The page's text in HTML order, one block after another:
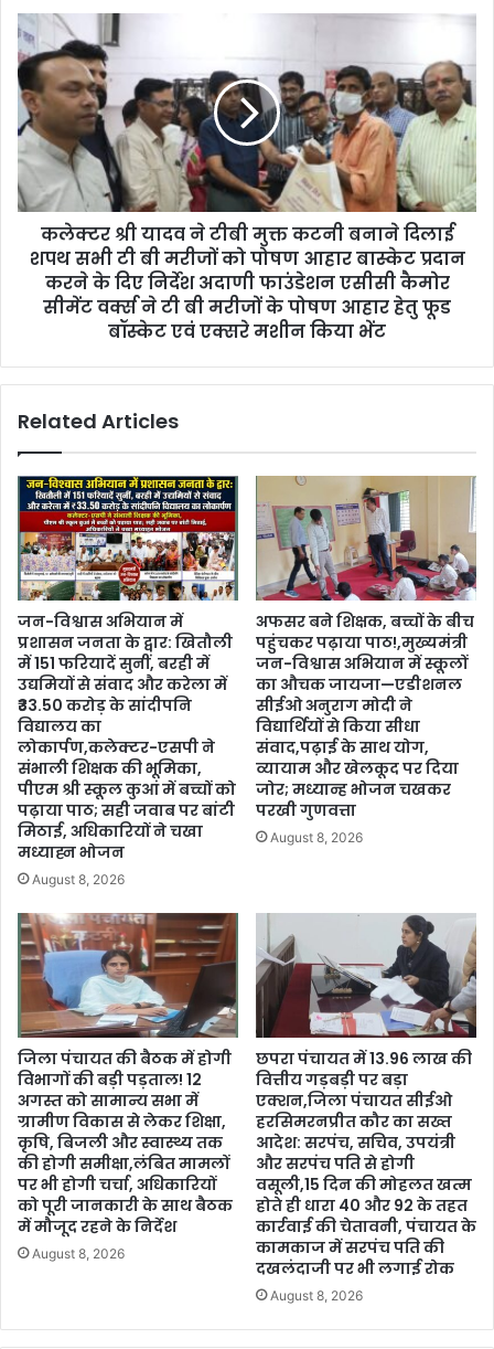
कलेक्टर श्री यादव ने टीबी मुक्त कटनी बनाने दिलाई
शपथ सभी टी बी मरीजों को पोषण आहार बास्केट प्रदान
करने के दिए निर्देश अदाणी फाउंडेशन एसीसी कैमोर
सीमेंट वर्क्स ने टी बी मरीजों के पोषण आहार हेतु फूड
बॉस्केट एवं एक्सरे मशीन किया भेंट
Related Articles
जन-विश्वास अभियान में
प्रशासन जनता के द्वार: खितौली
में 151 फरियादें सुनीं, बरही में
उद्यमियों से संवाद और करेला में
₹33.50 करोड़ के सांदीपनि
विद्यालय का
लोकार्पण,कलेक्टर-एसपी ने
संभाली शिक्षक की भूमिका,
पीएम श्री स्कूल कुआं में बच्चों को
पढ़ाया पाठ; सही जवाब पर बांटी
मिठाई, अधिकारियों ने चखा
मध्याह्न भोजन
August 8, 2026
अफसर बने शिक्षक, बच्चों के बीच
पहुंचकर पढ़ाया पाठ!,मुख्यमंत्री
जन-विश्वास अभियान में स्कूलों
का औचक जायजा—एडीशनल
सीईओ अनुराग मोदी ने
विद्यार्थियों से किया सीधा
संवाद,पढ़ाई के साथ योग,
व्यायाम और खेलकूद पर दिया
जोर; मध्यान्ह भोजन चखकर
परखी गुणवत्ता
August 8, 2026
जिला पंचायत की बैठक में होगी
विभागों की बड़ी पड़ताल! 12
अगस्त को सामान्य सभा में
ग्रामीण विकास से लेकर शिक्षा,
कृषि, बिजली और स्वास्थ्य तक
की होगी समीक्षा,लंबित मामलों
पर भी होगी चर्चा, अधिकारियों
को पूरी जानकारी के साथ बैठक
में मौजूद रहने के निर्देश
August 8, 2026
छपरा पंचायत में 13.96 लाख की
वित्तीय गड़बड़ी पर बड़ा
एक्शन,जिला पंचायत सीईओ
हरसिमरनप्रीत कौर का सख्त
आदेश: सरपंच, सचिव, उपयंत्री
और सरपंच पति से होगी
वसूली,15 दिन की मोहलत खत्म
होते ही धारा 40 और 92 के तहत
कार्रवाई की चेतावनी, पंचायत के
कामकाज में सरपंच पति की
दखलंदाजी पर भी लगाई रोक
August 8, 2026